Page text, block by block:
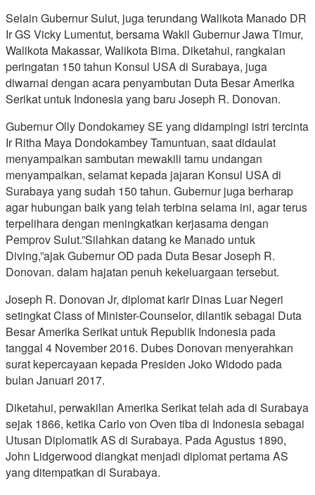
Selain Gubernur Sulut, juga terundang Walikota Manado DR
Ir GS Vicky Lumentut, bersama Wakil Gubernur Jawa Timur,
Walikota Makassar, Walikota Bima. Diketahui, rangkaian
peringatan 150 tahun Konsul USA di Surabaya, juga
diwarnai dengan acara penyambutan Duta Besar Amerika
Serikat untuk Indonesia yang baru Joseph R. Donovan.
Gubernur Olly Dondokamey SE yang didampingi istri tercinta
Ir Ritha Maya Dondokambey Tamuntuan, saat didaulat
menyampaikan sambutan mewakili tamu undangan
menyampaikan, selamat kepada jajaran Konsul USA di
Surabaya yang sudah 150 tahun. Gubernur juga berharap
agar hubungan baik yang telah terbina selama ini, agar terus
terpelihara dengan meningkatkan kerjasama dengan
Pemprov Sulut.”Silahkan datang ke Manado untuk
Diving,”ajak Gubernur OD pada Duta Besar Joseph R.
Donovan. dalam hajatan penuh kekeluargaan tersebut.
Joseph R. Donovan Jr, diplomat karir Dinas Luar Negeri
setingkat Class of Minister-Counselor, dilantik sebagai Duta
Besar Amerika Serikat untuk Republik Indonesia pada
tanggal 4 November 2016. Dubes Donovan menyerahkan
surat kepercayaan kepada Presiden Joko Widodo pada
bulan Januari 2017.
Diketahui, perwakilan Amerika Serikat telah ada di Surabaya
sejak 1866, ketika Carlo von Oven tiba di Indonesia sebagai
Utusan Diplomatik AS di Surabaya. Pada Agustus 1890,
John Lidgerwood diangkat menjadi diplomat pertama AS
yang ditempatkan di Surabaya.